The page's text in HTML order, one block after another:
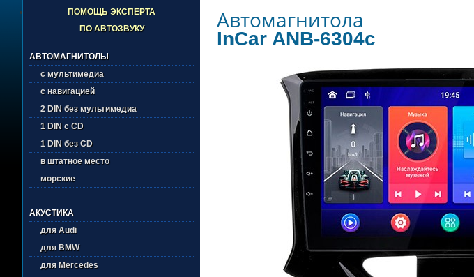
ПОМОЩЬ ЭКСПЕРТА
ПО АВТОЗВУКУ
АВТОМАГНИТОЛЫ
с мультимедиа
с навигацией
2 DIN без мультимедиа
1 DIN с CD
1 DIN без CD
в штатное место
морские
АКУСТИКА
для Audi
для BMW
для Mercedes
Автомагнитола
InCar ANB-6304c